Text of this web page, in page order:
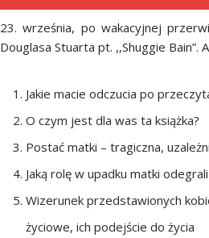
23. września, po wakacyjnej
Douglasa Stuarta pt. ,,Shuggie
Jakie macie odczucia po
O czym jest dla was ta książka?
Postać matki – tragiczna,
Jaką rolę w upadku matki
Wizerunek przedstawionych
życiowe, ich podejście do życia